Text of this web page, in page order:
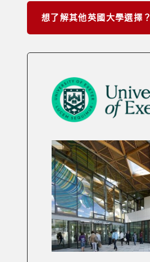
想了解其他英國大學選擇？